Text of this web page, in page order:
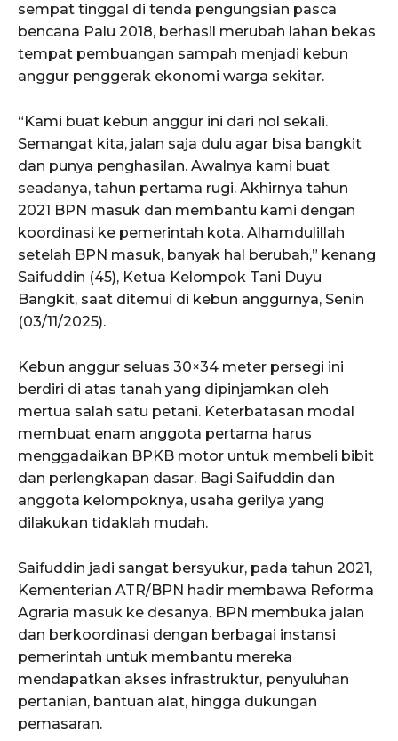
sempat tinggal di tenda pengungsian pasca
bencana Palu 2018, berhasil merubah lahan bekas
tempat pembuangan sampah menjadi kebun
anggur penggerak ekonomi warga sekitar.
“Kami buat kebun anggur ini dari nol sekali.
Semangat kita, jalan saja dulu agar bisa bangkit
dan punya penghasilan. Awalnya kami buat
seadanya, tahun pertama rugi. Akhirnya tahun
2021 BPN masuk dan membantu kami dengan
koordinasi ke pemerintah kota. Alhamdulillah
setelah BPN masuk, banyak hal berubah,” kenang
Saifuddin (45), Ketua Kelompok Tani Duyu
Bangkit, saat ditemui di kebun anggurnya, Senin
(03/11/2025).
Kebun anggur seluas 30×34 meter persegi ini
berdiri di atas tanah yang dipinjamkan oleh
mertua salah satu petani. Keterbatasan modal
membuat enam anggota pertama harus
menggadaikan BPKB motor untuk membeli bibit
dan perlengkapan dasar. Bagi Saifuddin dan
anggota kelompoknya, usaha gerilya yang
dilakukan tidaklah mudah.
Saifuddin jadi sangat bersyukur, pada tahun 2021,
Kementerian ATR/BPN hadir membawa Reforma
Agraria masuk ke desanya. BPN membuka jalan
dan berkoordinasi dengan berbagai instansi
pemerintah untuk membantu mereka
mendapatkan akses infrastruktur, penyuluhan
pertanian, bantuan alat, hingga dukungan
pemasaran.